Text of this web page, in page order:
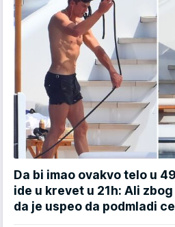
Da bi imao ovakvo telo u
ide u krevet u 21h: Ali
da je uspeo da podmladi